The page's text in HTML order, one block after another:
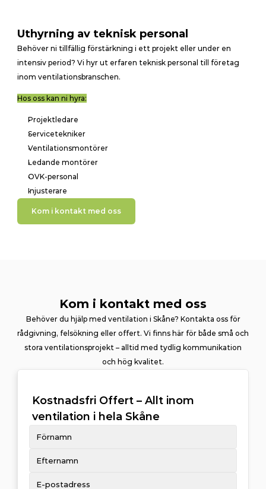
Uthyrning av teknisk personal
Behöver ni tillfällig förstärkning i ett projekt eller under en
intensiv period? Vi hyr ut erfaren teknisk personal till företag
inom ventilationsbranschen.
Hos oss kan ni hyra:
Projektledare
Servicetekniker
Ventilationsmontörer
Ledande montörer
OVK-personal
Injusterare
Kom i kontakt med oss
Kom i kontakt med oss
Behöver du hjälp med ventilation i Skåne? Kontakta oss för
rådgivning, felsökning eller offert. Vi finns här för både små och
stora ventilationsprojekt – alltid med tydlig kommunikation
och hög kvalitet.
Kostnadsfri Offert – Allt inom
ventilation i hela Skåne